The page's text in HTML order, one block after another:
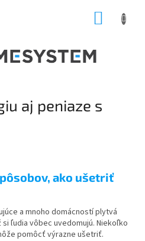
aj peniaze s
ako ušetriť
a mnoho domácností plytvá
ľudia vôbec uvedomujú. Niekoľko
pomôcť výrazne ušetriť.